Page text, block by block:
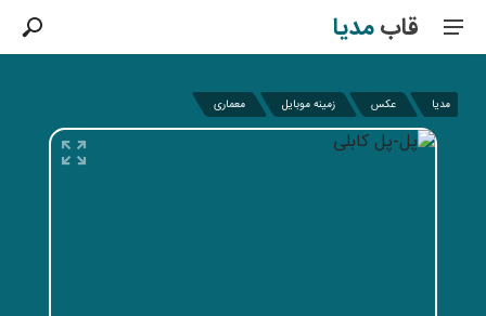
قابمدیا
مدیا عکس زمینه موبایل معماری